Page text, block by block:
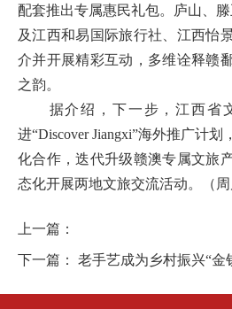
配套推出专属惠民礼包。庐山、
及江西和易国际旅行社、江西怡
介并开展精彩互动，多维诠释赣
之韵。
据介绍，下一步，江西省
进“Discover Jiangxi”海外推广计
化合作，迭代升级赣澳专属文旅
态化开展两地文旅交流活动。（周
上一篇：
下一篇： 老手艺成为乡村振兴“金